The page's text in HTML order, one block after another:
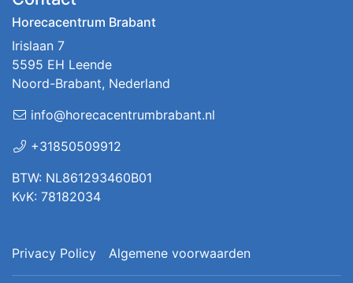
Horecacentrum Brabant
Irislaan 7
5595 EH Leende
Noord-Brabant, Nederland
info@horecacentrumbrabant.nl
+31850509912
BTW: NL861293460B01
KvK: 78182034
Privacy Policy Algemene voorwaarden